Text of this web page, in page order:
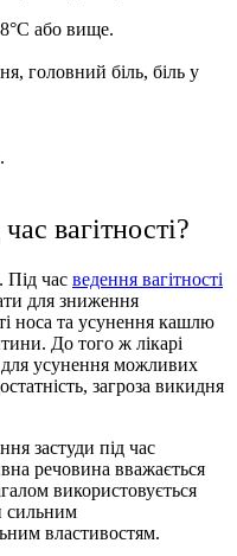
або вище.
головний біль, біль у
вагітності?
Під час ведення вагітності
для зниження
носа та усунення кашлю
До того ж лікарі
усунення можливих
загроза викидня
застуди під час
речовина вважається
використовується
сильним
властивостям.